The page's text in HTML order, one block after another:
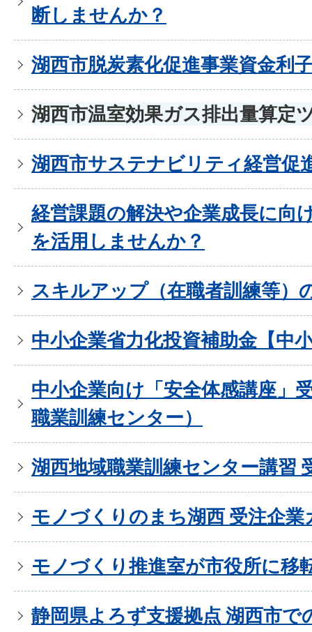
断しませんか？
湖西市脱炭素化促進事業資金利
湖西市温室効果ガス排出量算定
湖西市サステナビリティ経営促
経営課題の解決や企業成長に向
を活用しませんか？
スキルアップ（在職者訓練等）
中小企業省力化投資補助金【中
中小企業向け「安全体感講座」
職業訓練センター）
湖西地域職業訓練センター講習
モノづくりのまち湖西 受注企
モノづくり推進室が市役所に移
静岡県よろず支援拠点 湖西市で